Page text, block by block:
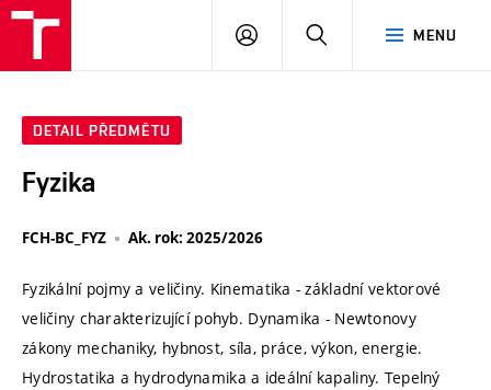
MENU
PŘIHLÁSIT
DETAIL PŘEDMĚTU
Fyzika
FCH-BC_FYZ Ak. rok: 2025/2026
Fyzikální pojmy a veličiny. Kinematika - základní vektorové
veličiny charakterizující pohyb. Dynamika - Newtonovy
zákony mechaniky, hybnost, síla, práce, výkon, energie.
Hydrostatika a hydrodynamika a ideální kapaliny. Tepelný